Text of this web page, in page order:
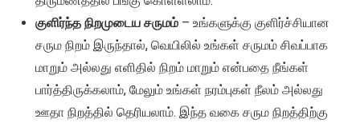
குளிர்ந்த நிறமுடைய சருமம் – உங்களுக்கு குளிர்ச்சியான
சரும நிறம் இருந்தால், வெயிலில் உங்கள் சருமம் சிவப்பாக
மாறும் அல்லது எளிதில் நிறம் மாறும் என்பதை நீங்கள்
பார்த்திருக்கலாம், மேலும் உங்கள் நரம்புகள் நீலம் அல்லது
ஊதா நிறத்தில் தெரியலாம். இந்த வகை சரும நிறத்திற்கு